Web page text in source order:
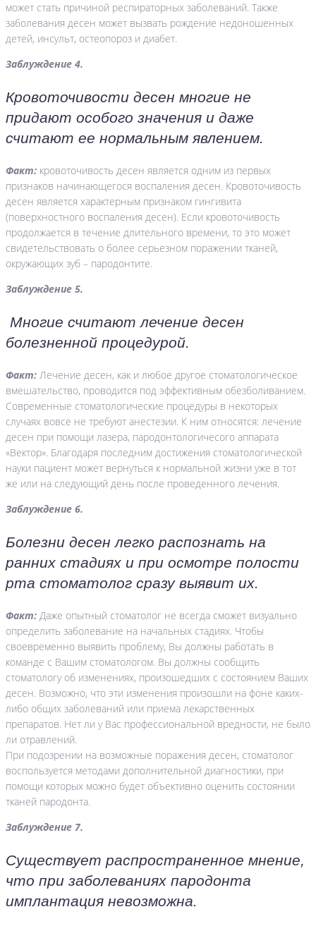
может стать причиной респираторных заболеваний. Также
заболевания десен может вызвать рождение недоношенных
детей, инсульт, остеопороз и диабет.
Заблуждение 4.
Кровоточивости десен многие не
придают особого значения и даже
считают ее нормальным явлением.
Факт: кровоточивость десен является одним из первых
признаков начинающегося воспаления десен. Кровоточивость
десен является характерным признаком гингивита
(поверхностного воспаления десен). Если кровоточивость
продолжается в течение длительного времени, то это может
свидетельствовать о более серьезном поражении тканей,
окружающих зуб – пародонтите.
Заблуждение 5.
Многие считают лечение десен
болезненной процедурой.
Факт: Лечение десен, как и любое другое стоматологическое
вмешательство, проводится под эффективным обезболиванием.
Современные стоматологические процедуры в некоторых
случаях вовсе не требуют анестезии. К ним относятся: лечение
десен при помощи лазера, пародонтологичесого аппарата
«Вектор». Благодаря последним достижения стоматологической
науки пациент может вернуться к нормальной жизни уже в тот
же или на следующий день после проведенного лечения.
Заблуждение 6.
Болезни десен легко распознать на
ранних стадиях и при осмотре полости
рта стоматолог сразу выявит их.
Факт: Даже опытный стоматолог не всегда сможет визуально
определить заболевание на начальных стадиях. Чтобы
своевременно выявить проблему, Вы должны работать в
команде с Вашим стоматологом. Вы должны сообщить
стоматологу об изменениях, произошедших с состоянием Ваших
десен. Возможно, что эти изменения произошли на фоне каких-
либо общих заболеваний или приема лекарственных
препаратов. Нет ли у Вас профессиональной вредности, не было
ли отравлений.
При подозрении на возможные поражения десен, стоматолог
воспользуется методами дополнительной диагностики, при
помощи которых можно будет объективно оценить состоянии
тканей пародонта.
Заблуждение 7.
Существует распространенное мнение,
что при заболеваниях пародонта
имплантация невозможна.